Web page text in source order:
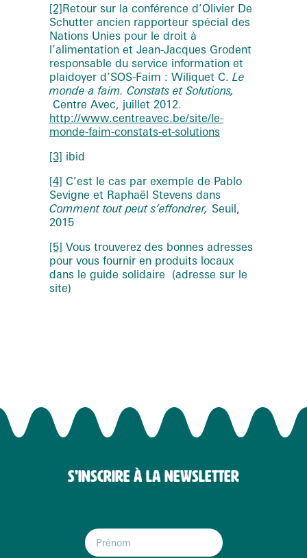
[2]Retour sur la conférence d’Olivier De
Schutter ancien rapporteur spécial des
Nations Unies pour le droit à
l’alimentation et Jean-Jacques Grodent
responsable du service information et
plaidoyer d’SOS-Faim : Wiliquet C. Le
monde a faim. Constats et Solutions,
Centre Avec, juillet 2012.
http://www.centreavec.be/site/le-
monde-faim-constats-et-solutions
[3] ibid
[4] C’est le cas par exemple de Pablo
Sevigne et Raphaël Stevens dans
Comment tout peut s’effondrer, Seuil,
2015
[5] Vous trouverez des bonnes adresses
pour vous fournir en produits locaux
dans le guide solidaire (adresse sur le
site)
S'INSCRIRE À LA NEWSLETTER